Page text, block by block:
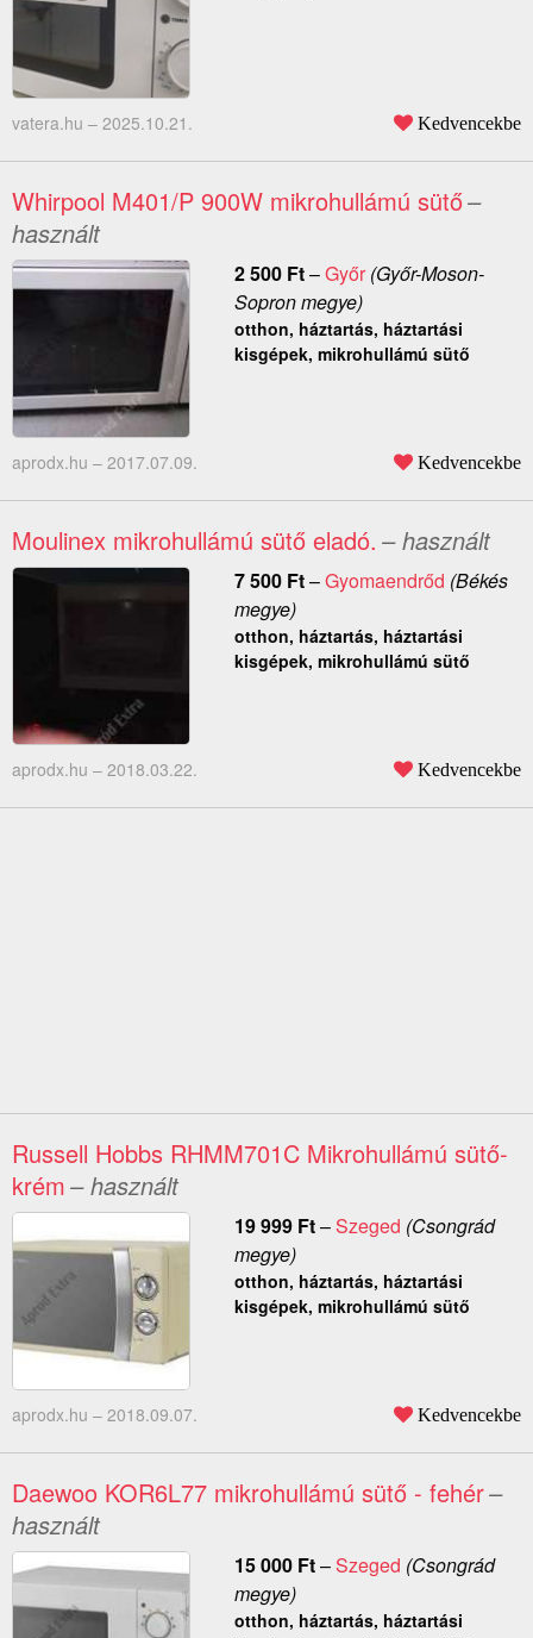
vatera.hu – 2025.10.21. Kedvencekbe
Whirpool M401/P 900W mikrohullámú sütő–
használt
2 500 Ft–Győr(Győr-Moson-
Sopron megye)
otthon, háztartás, háztartási
kisgépek, mikrohullámú sütő
aprodx.hu – 2017.07.09. Kedvencekbe
Moulinex mikrohullámú sütő eladó. – használt
7 500 Ft–Gyomaendrőd (Békés
megye)
otthon, háztartás, háztartási
kisgépek, mikrohullámú sütő
aprodx.hu – 2018.03.22. Kedvencekbe
Russell Hobbs RHMM701C Mikrohullámú sütő-
krém– használt
19 999 Ft–Szeged (Csongrád
megye)
otthon, háztartás, háztartási
kisgépek, mikrohullámú sütő
aprodx.hu – 2018.09.07. Kedvencekbe
Daewoo KOR6L77 mikrohullámú sütő - fehér–
használt
15 000 Ft–Szeged (Csongrád
megye)
otthon, háztartás, háztartási